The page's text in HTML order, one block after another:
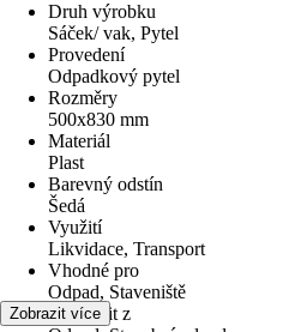
Druh výrobku
Sáček/ vak, Pytel
Provedení
Odpadkový pytel
Rozměry
500x830 mm
Materiál
Plast
Barevný odstín
Šedá
Využití
Likvidace, Transport
Vhodné pro
Odpad, Staveniště
Odstranit z
Zobrazit více